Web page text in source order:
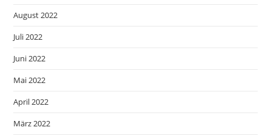
August 2022
Juli 2022
Juni 2022
Mai 2022
April 2022
März 2022